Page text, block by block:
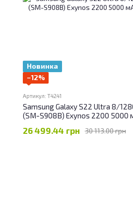
Новинка
−12%
Артикул: T4241
Samsung Galaxy S22 Ultra 8/
(SM-S908B) Exynos 2200 5000
30 113.00 грн
26 499.44 грн